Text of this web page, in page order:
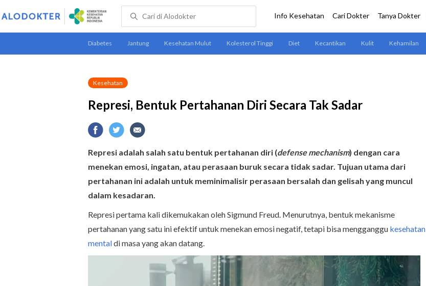
Kesehatan
Represi, Bentuk Pertahanan Diri Secara Tak Sadar
Represi adalah salah satu bentuk pertahanan diri (defense mechanism) dengan cara
menekan emosi, ingatan, atau perasaan buruk secara tidak sadar. Tujuan utama dari
pertahanan ini adalah untuk meminimalisir perasaan bersalah dan gelisah yang muncul
dalam kesadaran.
Represi pertama kali dikemukakan oleh Sigmund Freud. Menurutnya, bentuk mekanisme
pertahanan yang satu ini efektif untuk menekan emosi negatif, tetapi bisa mengganggu kesehatan
mentaldi masa yang akan datang.